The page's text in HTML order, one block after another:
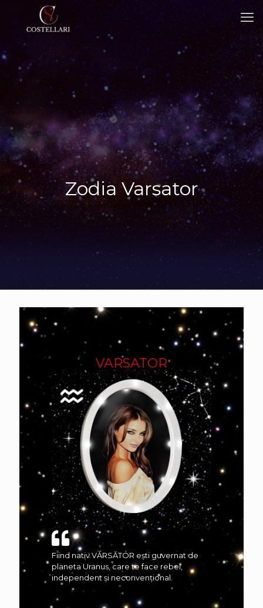
Zodia Varsator
VARSATOR
Fiind nativ VĂRSĂTOR ești guvernat de
planeta Uranus, care te face rebel,
independent și neconvențional.